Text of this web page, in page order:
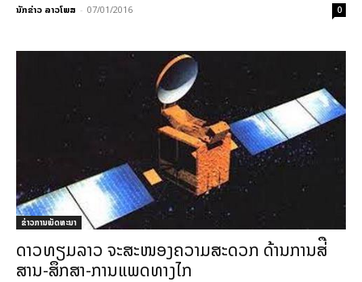
ນັກຂ່າວ ລາວໂພສ - 07/01/2016 0
ຂ່າວການພັດທະນາ
ດາວທຽມລາວ ຈະສະໜອງຄວາມສະດວກ ດ້ານການສ່ື
ສານ-ສຶກສາ-ການແພດທາງໄກ